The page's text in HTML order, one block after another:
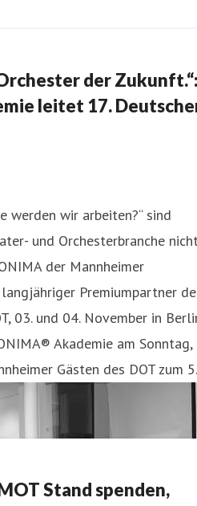
der
leitet 17.
werden wir arbeiten?“ sind
und Orchesterbranche
der Mannheimer
Premiumpartner
03. und 04. November in
Akademie am Sonntag,
Gästen des DOT zum 5.
Stand spenden,